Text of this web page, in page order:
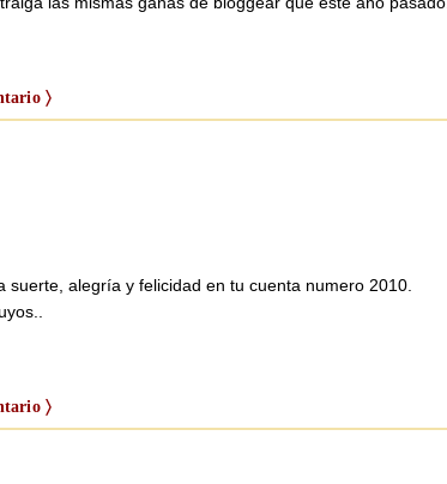
〉
alegría y felicidad en tu cuenta numero 2010.
〉